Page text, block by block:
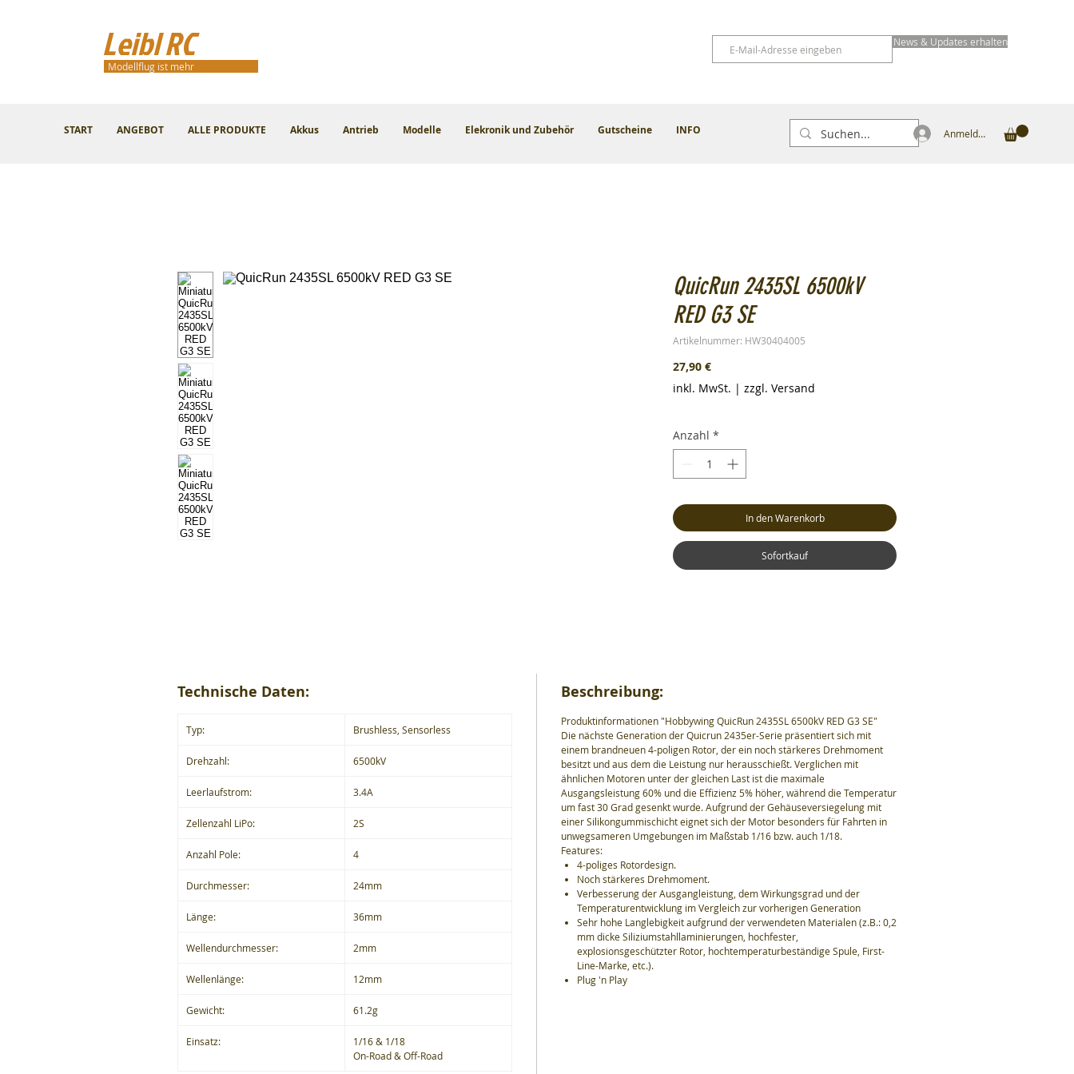
Leibl RC
START ANGEBOT ALLE PRODUKTE Akkus Antrieb Modelle Elekronik und Zubehör Gutscheine INFO
Modellflug ist mehr
News & Updates erhalten
Anmelden
QuicRun 2435SL 6500kV
RED G3 SE
Artikelnummer: HW30404005
27,90 €Preis
inkl. MwSt. | zzgl. Versand
Anzahl *
In den Warenkorb
Sofortkauf
Technische Daten:
Typ: Brushless, Sensorless
Drehzahl: 6500kV
Leerlaufstrom: 3.4A
Zellenzahl LiPo: 2S
Anzahl Pole: 4
Durchmesser: 24mm
Länge: 36mm
Wellendurchmesser: 2mm
Wellenlänge: 12mm
Gewicht: 61.2g
Einsatz:
1/16 & 1/18
On-Road & Off-Road
Beschreibung:
Produktinformationen "Hobbywing QuicRun 2435SL 6500kV RED G3 SE"
Die nächste Generation der Quicrun 2435er-Serie präsentiert sich mit
einem brandneuen 4-poligen Rotor, der ein noch stärkeres Drehmoment
besitzt und aus dem die Leistung nur herausschießt. Verglichen mit
ähnlichen Motoren unter der gleichen Last ist die maximale
Ausgangsleistung 60% und die Effizienz 5% höher, während die Temperatur
um fast 30 Grad gesenkt wurde. Aufgrund der Gehäuseversiegelung mit
einer Silikongummischicht eignet sich der Motor besonders für Fahrten in
unwegsameren Umgebungen im Maßstab 1/16 bzw. auch 1/18.
Features:
4-poliges Rotordesign.
Noch stärkeres Drehmoment.
Verbesserung der Ausgangleistung, dem Wirkungsgrad und der
Temperaturentwicklung im Vergleich zur vorherigen Generation
Sehr hohe Langlebigkeit aufgrund der verwendeten Materialen (z.B.: 0,2
mm dicke Siliziumstahllaminierungen, hochfester,
explosionsgeschützter Rotor, hochtemperaturbeständige Spule, First-
Line-Marke, etc.).
Plug 'n Play